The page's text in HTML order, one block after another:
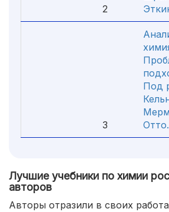
2
3
Под
Отто.
Лучшие учебники по химии
авторов
Авторы отразили в своих